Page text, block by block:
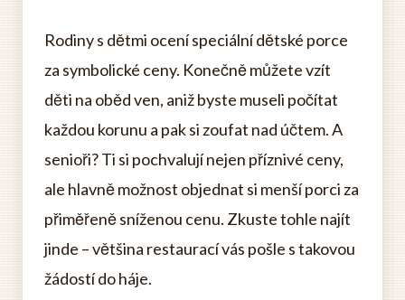
Rodiny s dětmi ocení speciální dětské porce
za symbolické ceny. Konečně můžete vzít
děti na oběd ven, aniž byste museli počítat
každou korunu a pak si zoufat nad účtem. A
senioři? Ti si pochvalují nejen příznivé ceny,
ale hlavně možnost objednat si menší porci za
přiměřeně sníženou cenu. Zkuste tohle najít
jinde – většina restaurací vás pošle s takovou
žádostí do háje.